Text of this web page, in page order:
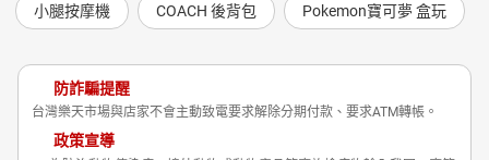
小腿按摩機 COACH 後背包 Pokemon寶可夢 盒玩
防詐騙提醒
台灣樂天市場與店家不會主動致電要求解除分期付款、要求ATM轉帳。
政策宣導